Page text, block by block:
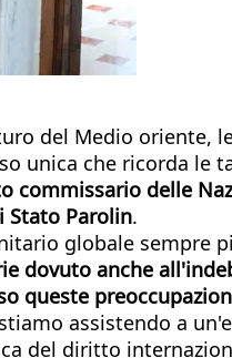
del Medio
unica che ricorda
commissario delle
Stato Parolin.
globale sempre
dovuto anche
queste
assistendo a
del diritto